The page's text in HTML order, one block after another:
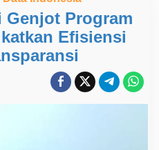
Genjot Program
Efisiensi